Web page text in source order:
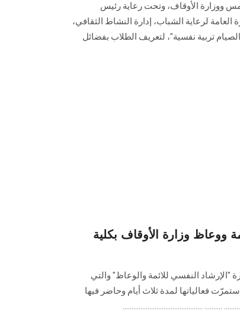
ووزارة الأوقاف، وتحت رعاية رئيس
العامة لرعاية الشباب، إدارة النشاط الثقافي،
"الصيام تربية نفسية"، لتعريف الطلاب بفضائل
ووعاظ وزارة الأوقاف بكلية
النفسي للائمة والوعاظ" والتي
فعالياتها لمدة ثلاث أيام وحاضر فيها
.......... .............................................